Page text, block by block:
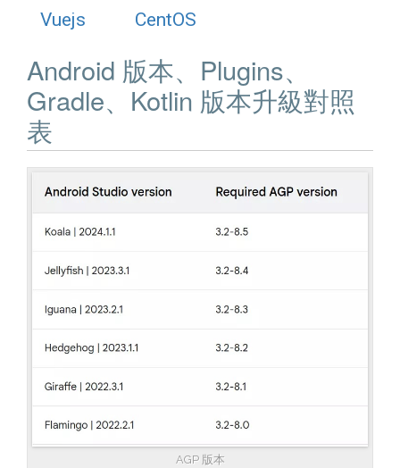
Vuejs
CentOS
Android 版本、Plugins、
Gradle、Kotlin 版本升級對照
表
AGP 版本